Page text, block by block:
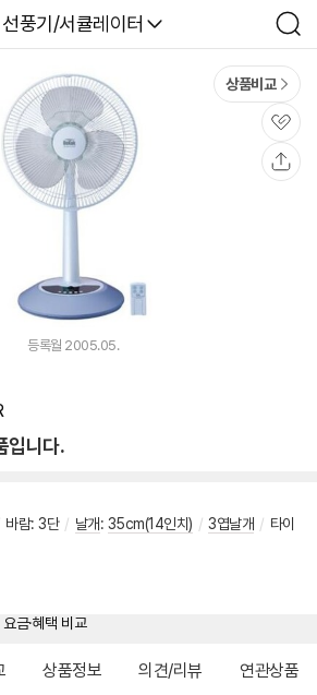
다나와
선풍기/서큘레이터
검
색
상품비교
관
심
등록월 2005.05.
입니다.
바람: 3단 / 날개: 35cm(14인치) / 3엽날개 / 타이
상품정보 의견/리뷰 연관상품